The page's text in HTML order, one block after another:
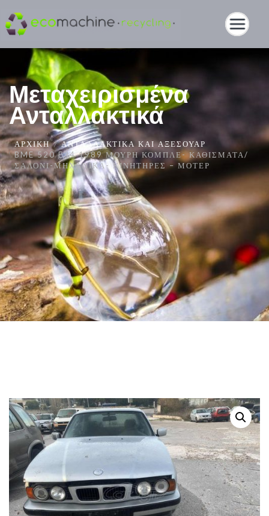
Μεταχειρισμένα
Ανταλλακτικά
ΑΡΧΙΚΉ
ΑΝΤΑΛΛΑΚΤΙΚΆ ΚΑΙ ΑΞΕΣΟΥΆΡ
BME 520 E34 1989 ΜΟΎΡΗ ΚΟΜΠΛΈ- ΚΑΘΊΣΜΑΤΑ/
ΣΑΛΌΝΙ-ΜΗΧΑΝΙΚΆ- ΚΙΝΗΤΉΡΕΣ – ΜΟΤΈΡ